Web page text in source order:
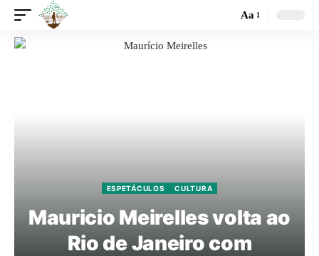
Aa
ESPETÁCULOS CULTURA
Mauricio Meirelles volta ao
Rio de Janeiro com